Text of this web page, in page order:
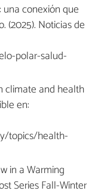
conexión que
(2025). Noticias de
polar-salud-
climate and health
en:
topics/health-
in a Warming
Series Fall-Winter